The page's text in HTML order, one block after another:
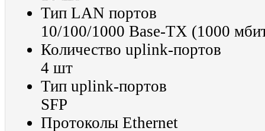
Тип LAN портов
10/100/1000 Base-TX (1000
Количество uplink-портов
4 шт
Тип uplink-портов
SFP
Протоколы Ethernet